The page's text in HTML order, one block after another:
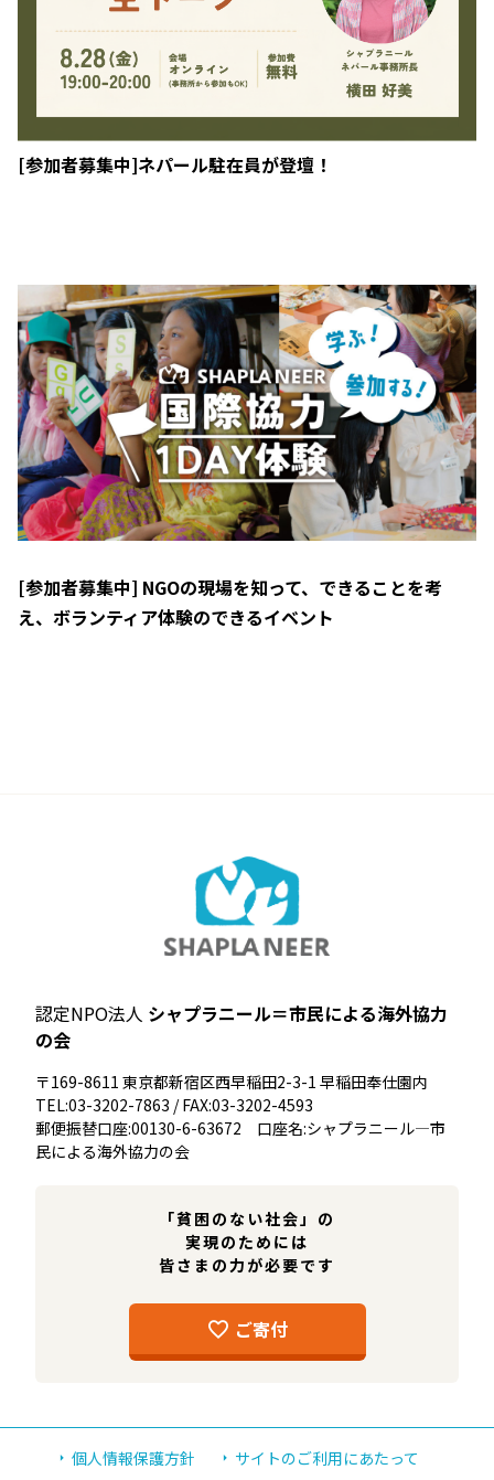
[参加者募集中]ネパール駐在員が登壇！
[参加者募集中] NGOの現場を知って、できることを考
え、ボランティア体験のできるイベント
認定NPO法人 シャプラニール＝市民による海外協力
の会
〒169-8611 東京都新宿区西早稲田2-3-1 早稲田奉仕園内
TEL:03-3202-7863 / FAX:03-3202-4593
郵便振替口座:00130-6-63672 口座名:シャプラニール―市
民による海外協力の会
「貧困のない社会」の
実現のためには
皆さまの力が必要です
ご寄付
個人情報保護方針 サイトのご利用にあたって